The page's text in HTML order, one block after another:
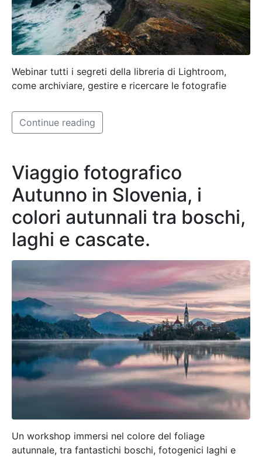
Webinar tutti i segreti della libreria di Lightroom,
come archiviare, gestire e ricercare le fotografie
Continue reading
Viaggio fotografico
Autunno in Slovenia, i
colori autunnali tra boschi,
laghi e cascate.
Un workshop immersi nel colore del foliage
autunnale, tra fantastichi boschi, fotogenici laghi e